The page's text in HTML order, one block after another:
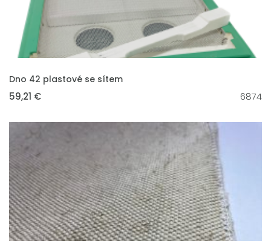
VLOŽIT DO KOŠÍKU
Dno 42 plastové se sítem
59,21 € 6874